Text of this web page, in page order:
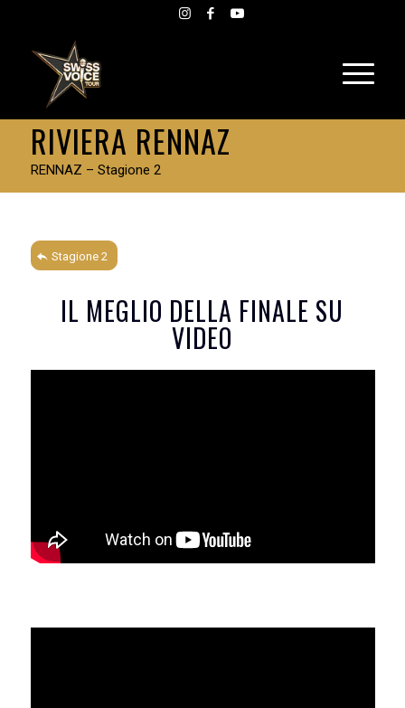
RIVIERA RENNAZ
RENNAZ – Stagione 2
Stagione 2
IL MEGLIO DELLA FINALE SU
VIDEO